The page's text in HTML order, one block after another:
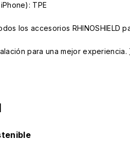
TPE
los accesorios RHINOSHIELD
para una mejor experiencia.